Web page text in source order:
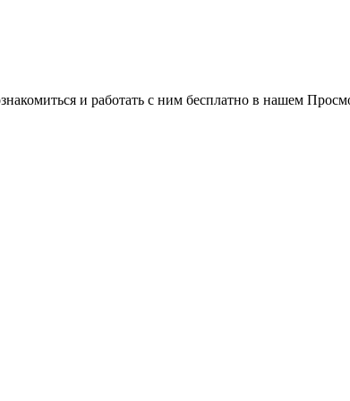
и работать с ним бесплатно в нашем